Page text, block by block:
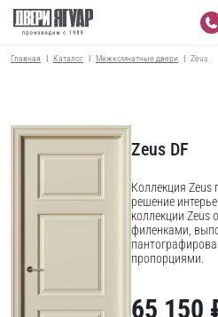
Главная Каталог Межкомнатные двери Zeus
Zeus DF
Коллекция Zeus
решение
коллекции
филенками,
пропорциями.
65 150